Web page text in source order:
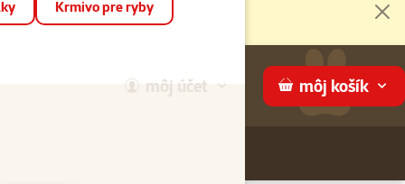
môj účet môj košík
Krmivo pre ryby